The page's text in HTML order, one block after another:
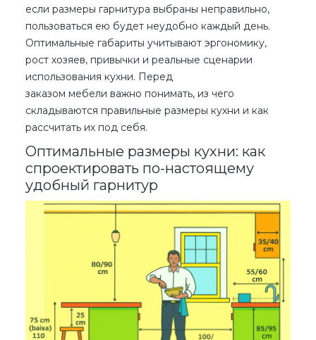
если размеры гарнитура выбраны неправильно,
пользоваться ею будет неудобно каждый день.
Оптимальные габариты учитывают эргономику,
рост хозяев, привычки и реальные сценарии
использования кухни. Перед
заказом мебели важно понимать, из чего
складываются правильные размеры кухни и как
рассчитать их под себя.
Оптимальные размеры кухни: как
спроектировать по-настоящему
удобный гарнитур